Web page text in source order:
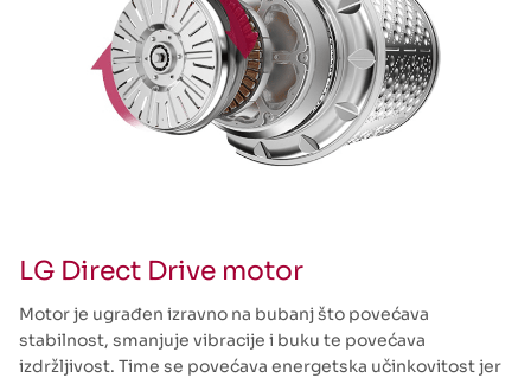
LG Direct Drive motor
Motor je ugrađen izravno na bubanj što povećava
stabilnost, smanjuje vibracije i buku te povećava
izdržljivost. Time se povećava energetska učinkovitost jer